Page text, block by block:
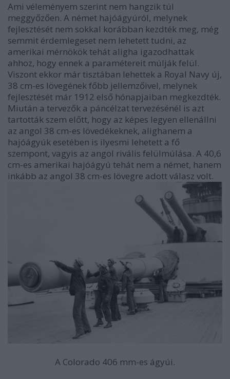
Ami véleményem szerint nem hangzik túl
meggyőzően. A német hajóágyúról, melynek
fejlesztését nem sokkal korábban kezdték meg, még
semmit érdemlegeset nem lehetett tudni, az
amerikai mérnökök tehát aligha igazodhattak
ahhoz, hogy ennek a paramétereit múlják felül.
Viszont ekkor már tisztában lehettek a Royal Navy új,
38 cm-es lövegének főbb jellemzőivel, melynek
fejlesztését már 1912 első hónapjaiban megkezdték.
Miután a tervezők a páncélzat tervezésénél is azt
tartották szem előtt, hogy az képes legyen ellenállni
az angol 38 cm-es lövedékeknek, alighanem a
hajóágyúk esetében is ilyesmi lehetett a fő
szempont, vagyis az angol rivális felülmúlása. A 40,6
cm-es amerikai hajóágyú tehát nem a német, hanem
inkább az angol 38 cm-es lövegre adott válasz volt.
A Colorado 406 mm-es ágyúi.